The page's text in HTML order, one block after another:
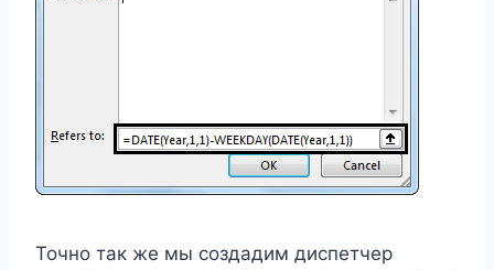
Точно так же мы создадим диспетчер